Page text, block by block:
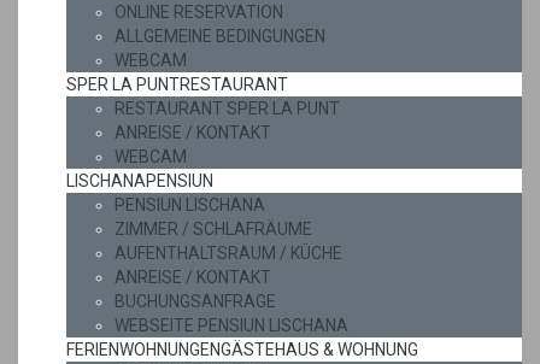
ONLINE RESERVATION
ALLGEMEINE BEDINGUNGEN
WEBCAM
SPER LA PUNTRESTAURANT
RESTAURANT SPER LA PUNT
ANREISE / KONTAKT
WEBCAM
LISCHANAPENSIUN
PENSIUN LISCHANA
ZIMMER / SCHLAFRÄUME
AUFENTHALTSRAUM / KÜCHE
ANREISE / KONTAKT
BUCHUNGSANFRAGE
WEBSEITE PENSIUN LISCHANA
FERIENWOHNUNGENGÄSTEHAUS & WOHNUNG